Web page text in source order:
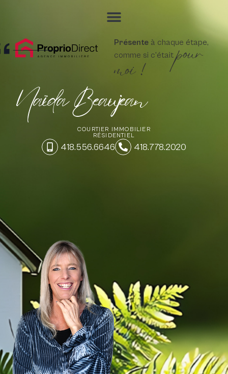
Présenteà chaque étape,
comme si c'était pour
moi !
Naïda Beaujean
COURTIER IMMOBILIER
RÉSIDENTIEL
418.556.6646 418.778.2020